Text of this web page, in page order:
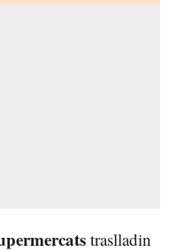
traslladin